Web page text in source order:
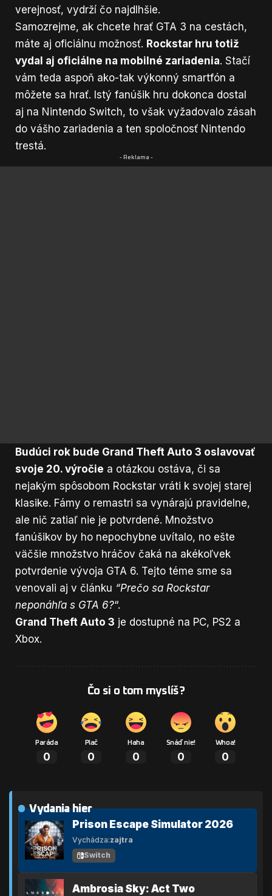
verejnosť, vydrží čo najdlhšie.
Samozrejme, ak chcete hrať GTA 3 na cestách,
máte aj oficiálnu možnosť. Rockstar hru totiž
vydal aj oficiálne na mobilné zariadenia. Stačí
vám teda aspoň ako-tak výkonný smartfón a
môžete sa hrať. Istý fanúšik hru dokonca dostal
aj na Nintendo Switch, to však vyžadovalo zásah
do vášho zariadenia a ten spoločnosť Nintendo
trestá.
- Reklama -
Budúci rok bude Grand Theft Auto 3 oslavovať
svoje 20. výročie a otázkou ostáva, či sa
nejakým spôsobom Rockstar vráti k svojej starej
klasike. Fámy o remastri sa vynárajú pravidelne,
ale nič zatiaľ nie je potvrdené. Množstvo
fanúšikov by ho nepochybne uvítalo, no ešte
väčšie množstvo hráčov čaká na akékoľvek
potvrdenie vývoja GTA 6. Tejto téme sme sa
venovali aj v článku “Prečo sa Rockstar
neponáhľa s GTA 6?“.
Grand Theft Auto 3 je dostupné na PC, PS2 a
Xbox.
Čo si o tom myslíš?
Paráda
0
Plač
0
Haha
0
Snáď nie!
0
Whoa!
0
Vydania hier
Prison Escape Simulator 2026
Vychádza:zajtra
Switch
Ambrosia Sky: Act Two